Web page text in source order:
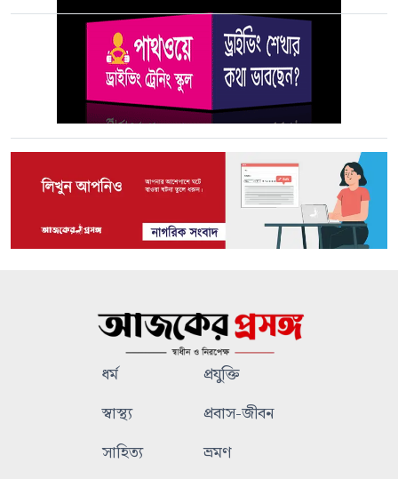
ধর্ম
প্রযুক্তি
স্বাস্থ্য
প্রবাস-জীবন
সাহিত্য
ভ্রমণ